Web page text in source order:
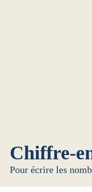
Chiffre-
Pour écrire les